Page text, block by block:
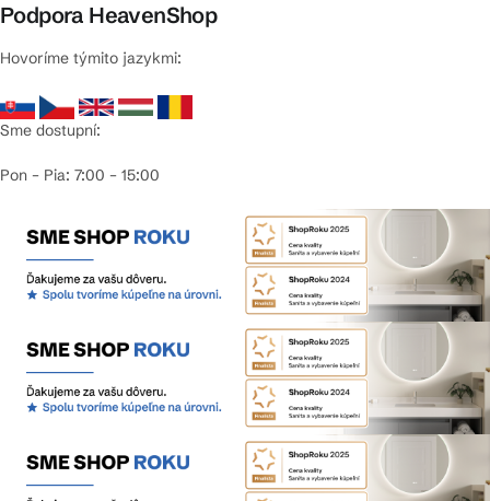
Podpora HeavenShop
Hovoríme týmito jazykmi:
Sme dostupní:
Pon – Pia: 7:00 – 15:00